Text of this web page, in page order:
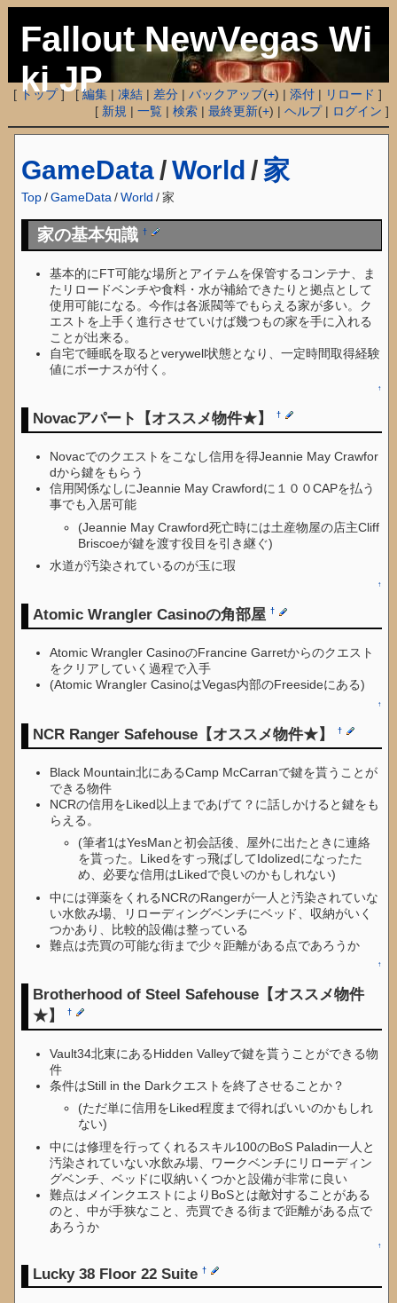
Fallout NewVegas Wi
ki JP
[ トップ] [編集 |凍結 | 差分 |バックアップ(+) |添付 | リロード ]
[ 新規 |一覧 |検索 |最終更新(+) |ヘルプ| ログイン ]
GameData /World / 家
Top /GameData /World / 家
家の基本知識†
基本的にFT可能な場所とアイテムを保管するコンテナ、ま
たリロードベンチや食料・水が補給できたりと拠点として
使用可能になる。今作は各派閥等でもらえる家が多い。ク
エストを上手く進行させていけば幾つもの家を手に入れる
ことが出来る。
自宅で睡眠を取るとverywell状態となり、一定時間取得経験
値にボーナスが付く。
↑
Novacアパート【オススメ物件★】†
Novacでのクエストをこなし信用を得Jeannie May Crawfor
dから鍵をもらう
信用関係なしにJeannie May Crawfordに１００CAPを払う
事でも入居可能
(Jeannie May Crawford死亡時には土産物屋の店主Cliff
Briscoeが鍵を渡す役目を引き継ぐ)
水道が汚染されているのが玉に瑕
↑
Atomic Wrangler Casinoの角部屋†
Atomic Wrangler CasinoのFrancine Garretからのクエスト
をクリアしていく過程で入手
(Atomic Wrangler CasinoはVegas内部のFreesideにある)
↑
NCR Ranger Safehouse【オススメ物件★】†
Black Mountain北にあるCamp McCarranで鍵を貰うことが
できる物件
NCRの信用をLiked以上まであげて？に話しかけると鍵をも
らえる。
(筆者1はYesManと初会話後、屋外に出たときに連絡
を貰った。Likedをすっ飛ばしてIdolizedになったた
め、必要な信用はLikedで良いのかもしれない)
中には弾薬をくれるNCRのRangerが一人と汚染されていな
い水飲み場、リローディングベンチにベッド、収納がいく
つかあり、比較的設備は整っている
難点は売買の可能な街まで少々距離がある点であろうか
↑
Brotherhood of Steel Safehouse【オススメ物件
★】†
Vault34北東にあるHidden Valleyで鍵を貰うことができる物
件
条件はStill in the Darkクエストを終了させることか？
(ただ単に信用をLiked程度まで得ればいいのかもしれ
ない)
中には修理を行ってくれるスキル100のBoS Paladin一人と
汚染されていない水飲み場、ワークベンチにリローディン
グベンチ、ベッドに収納いくつかと設備が非常に良い
難点はメインクエストによりBoSとは敵対することがある
のと、中が手狭なこと、売買できる街まで距離がある点で
あろうか
↑
Lucky 38 Floor 22 Suite†